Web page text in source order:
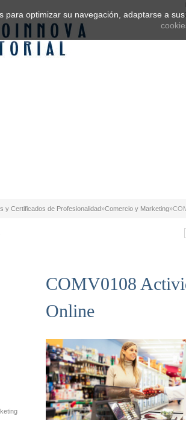
y Certificados de Profesionalidad»Comercio y Marketing»
COMV0108
Online
para optimizar su navegación, adaptarse a